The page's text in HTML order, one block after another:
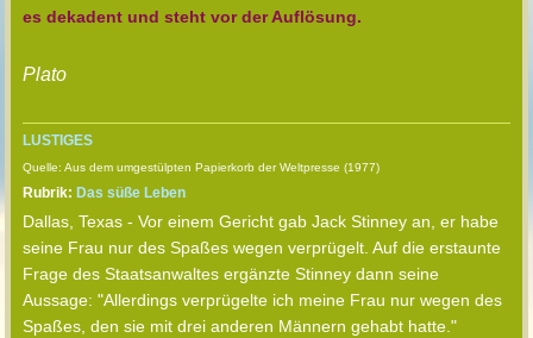
es dekadent und steht vor der Auflösung.
Plato
LUSTIGES
Quelle: Aus dem umgestülpten Papierkorb der Weltpresse (1977)
Rubrik: Das süße Leben
Dallas, Texas - Vor einem Gericht gab Jack Stinney an, er habe
seine Frau nur des Spaßes wegen verprügelt. Auf die erstaunte
Frage des Staatsanwaltes ergänzte Stinney dann seine
Aussage: "Allerdings verprügelte ich meine Frau nur wegen des
Spaßes, den sie mit drei anderen Männern gehabt hatte."